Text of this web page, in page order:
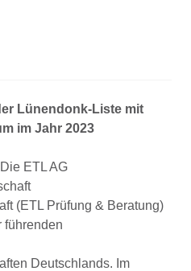
Lünendonk-Liste mit
im Jahr 2023
ETL AG
(ETL Prüfung & Beratung)
führenden
Deutschlands. Im